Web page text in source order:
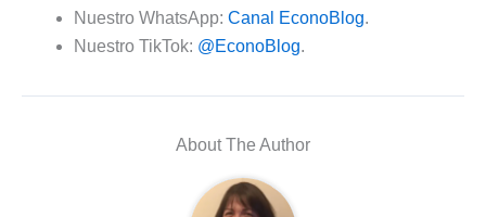
Nuestro WhatsApp: Canal EconoBlog.
Nuestro TikTok: @EconoBlog.
About The Author